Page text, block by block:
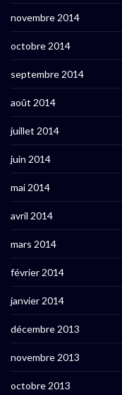
novembre 2014
octobre 2014
septembre 2014
août 2014
juillet 2014
juin 2014
mai 2014
avril 2014
mars 2014
février 2014
janvier 2014
décembre 2013
novembre 2013
octobre 2013